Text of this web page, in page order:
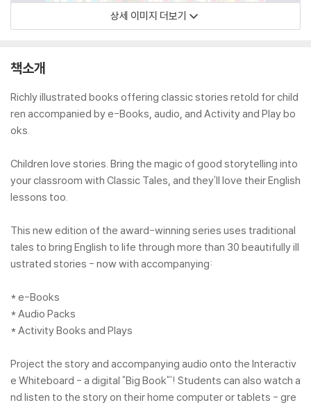
상세 이미지 더보기
책소개
Richly illustrated books offering classic stories retold for child
ren accompanied by e-Books, audio, and Activity and Play bo
oks.
Children love stories. Bring the magic of good storytelling into
your classroom with Classic Tales, and they'll love their English
lessons too.
This new edition of the award-winning series uses traditional
tales to bring English to life through more than 30 beautifully ill
ustrated stories - now with accompanying:
* e-Books
* Audio Packs
* Activity Books and Plays
Project the story and accompanying audio onto the Interactiv
e Whiteboard - a digital "Big Book"'! Students can also watch a
nd listen to the story on their home computer or tablets - gre